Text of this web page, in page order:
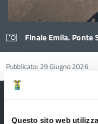
Questo sito web
Finale Emila. Ponte
Pubblicato: 29 Giugno 2026